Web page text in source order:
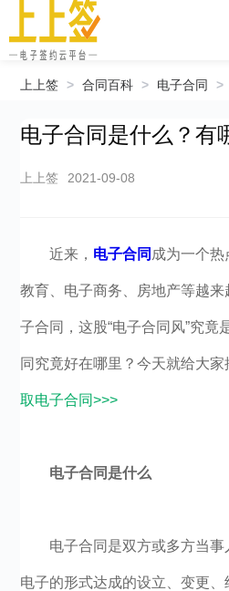
上上签 > 合同百科 > 电子合同 >
电子合同是什么？有
上上签 2021-09-08
近来， 电子合同 成为一个
教育、电子商务、房地产等越
子合同，这股“电子合同风”究竟
同究竟好在哪里？今天就给大家
取电子合同>>>
电子合同是什么
电子合同是双方或多方当
电子的形式达成的设立、变更